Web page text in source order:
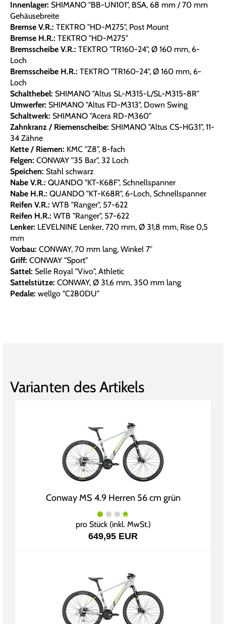
Innenlager: SHIMANO "BB-UN101", BSA, 68 mm / 70 mm
Gehäusebreite
Bremse V.R.: TEKTRO "HD-M275", Post Mount
Bremse H.R.: TEKTRO "HD-M275"
Bremsscheibe V.R.: TEKTRO "TR160-24", Ø 160 mm, 6-
Loch
Bremsscheibe H.R.: TEKTRO "TR160-24", Ø 160 mm, 6-
Loch
Schalthebel: SHIMANO "Altus SL-M315-L/SL-M315-8R"
Umwerfer: SHIMANO "Altus FD-M313", Down Swing
Schaltwerk: SHIMANO "Acera RD-M360"
Zahnkranz / Riemenscheibe: SHIMANO "Altus CS-HG31", 11-
34 Zähne
Kette / Riemen: KMC "Z8", 8-fach
Felgen: CONWAY "35 Bar", 32 Loch
Speichen: Stahl schwarz
Nabe V.R.: QUANDO "KT-K68F", Schnellspanner
Nabe H.R.: QUANDO "KT-K68R", 6-Loch, Schnellspanner
Reifen V.R.: WTB "Ranger", 57-622
Reifen H.R.: WTB "Ranger", 57-622
Lenker: LEVELNINE Lenker, 720 mm, Ø 31,8 mm, Rise 0,5
mm
Vorbau: CONWAY, 70 mm lang, Winkel 7°
Griff: CONWAY "Sport"
Sattel: Selle Royal "Vivo", Athletic
Sattelstütze: CONWAY, Ø 31,6 mm, 350 mm lang
Pedale: wellgo "C280DU"
Varianten des Artikels
Conway MS 4.9 Herren 56 cm grün
pro Stück (inkl. MwSt.)
649,95 EUR